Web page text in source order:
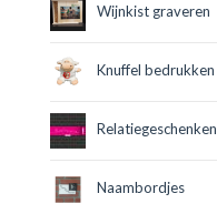
Wijnkist graveren
Knuffel bedrukken
Relatiegeschenken
Naambordjes